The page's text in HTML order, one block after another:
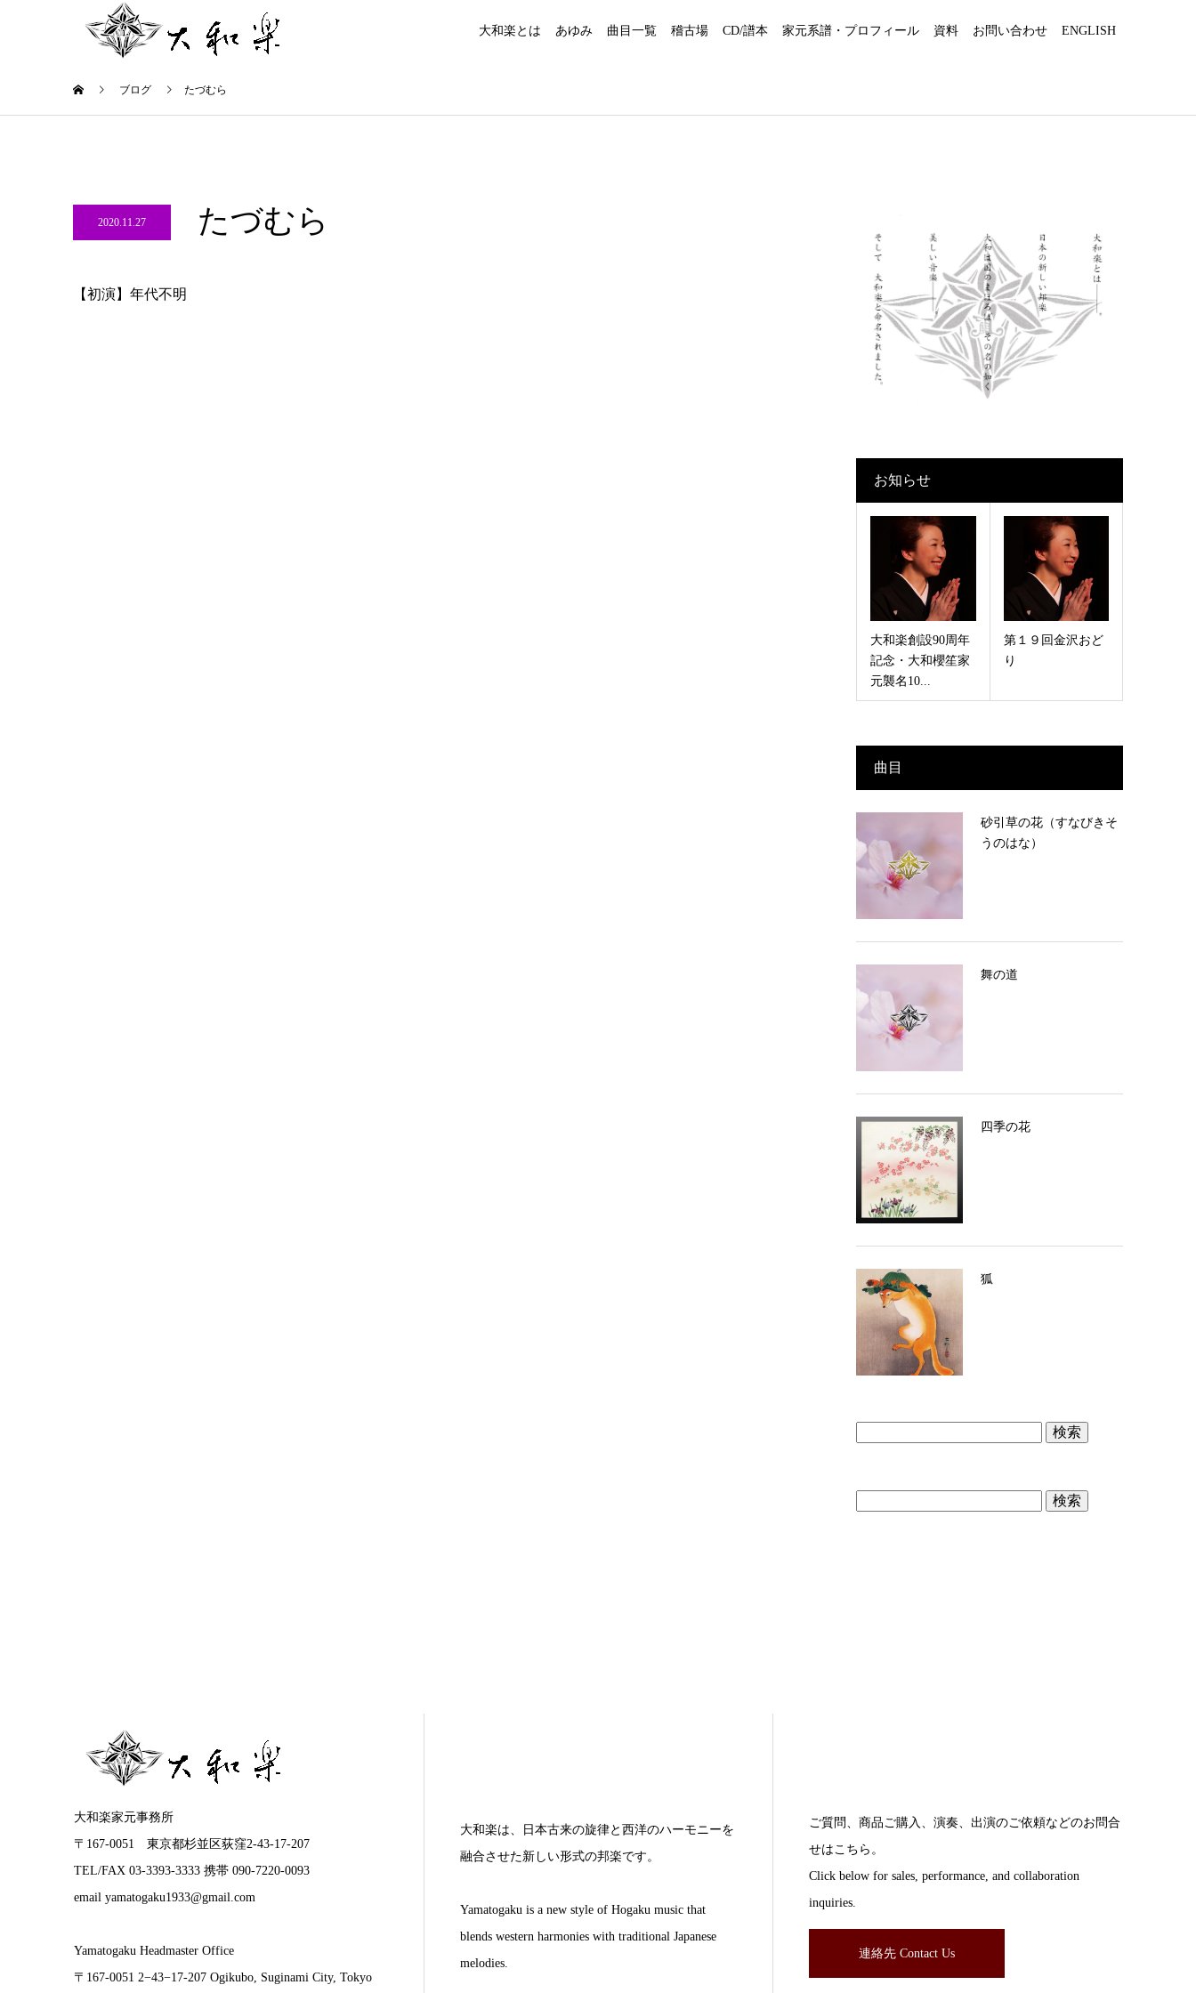
大和楽とは あゆみ 曲目一覧 稽古場 CD/譜本 家元系譜・プロフィール 資料 お問い合わせ ENGLISH
ブログ たづむら
2020.11.27 たづむら
【初演】年代不明
お知らせ
大和楽創設90周年
記念・大和櫻笙家
元襲名10...
第１９回金沢おど
り
曲目
砂引草の花（すなびきそ
うのはな）
舞の道
四季の花
狐
大和楽家元事務所
〒167-0051 東京都杉並区荻窪2-43-17-207
TEL/FAX 03-3393-3333 携帯 090-7220-0093
email yamatogaku1933@gmail.com
Yamatogaku Headmaster Office
〒167-0051 2−43−17-207 Ogikubo, Suginami City, Tokyo
大和楽は、日本古来の旋律と西洋のハーモニーを
融合させた新しい形式の邦楽です。
Yamatogaku is a new style of Hogaku music that
blends western harmonies with traditional Japanese
melodies.
ご質問、商品ご購入、演奏、出演のご依頼などのお問合
せはこちら。
Click below for sales, performance, and collaboration
inquiries.
連絡先 Contact Us